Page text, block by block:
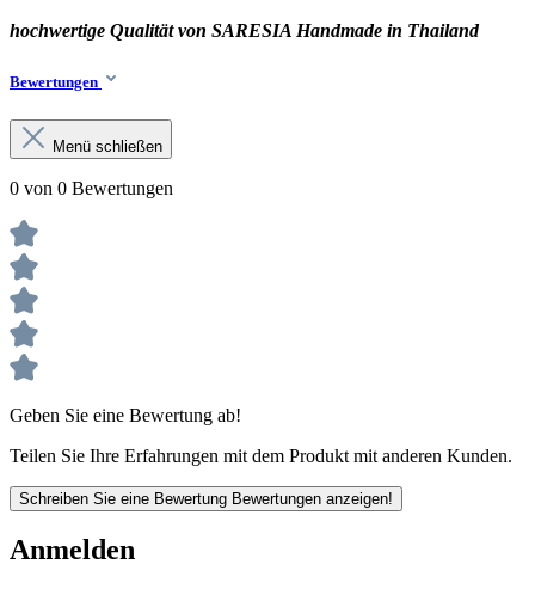
hochwertige Qualität von SARESIA Handmade in Thailand
Bewertungen
Menü schließen
0 von 0 Bewertungen
Geben Sie eine Bewertung ab!
Teilen Sie Ihre Erfahrungen mit dem Produkt mit anderen Kunden.
Schreiben Sie eine Bewertung Bewertungen anzeigen!
Anmelden